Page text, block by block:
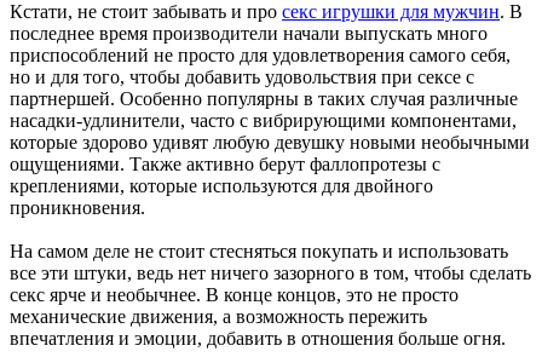
Кстати, не стоит забывать и про секс игрушки для мужчин. В
последнее время производители начали выпускать много
приспособлений не просто для удовлетворения самого себя,
но и для того, чтобы добавить удовольствия при сексе с
партнершей. Особенно популярны в таких случая различные
насадки-удлинители, часто с вибрирующими компонентами,
которые здорово удивят любую девушку новыми необычными
ощущениями. Также активно берут фаллопротезы с
креплениями, которые используются для двойного
проникновения.
На самом деле не стоит стесняться покупать и использовать
все эти штуки, ведь нет ничего зазорного в том, чтобы сделать
секс ярче и необычнее. В конце концов, это не просто
механические движения, а возможность пережить
впечатления и эмоции, добавить в отношения больше огня.